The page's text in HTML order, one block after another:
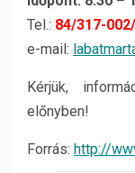
Tel.: 84/317-
e-mail:
Kérjük,
előnyben!
Forrás: http://